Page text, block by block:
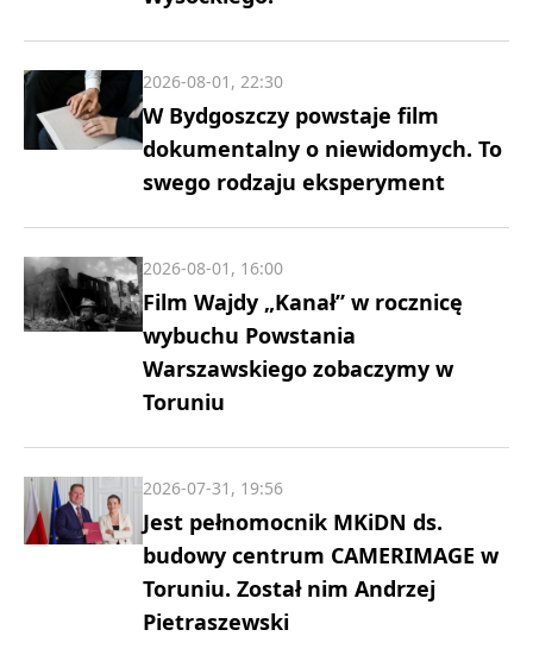
W Bydgoszczy powstaje film
dokumentalny o niewidomych. To
swego rodzaju eksperyment
2026-08-01, 22:30
Film Wajdy „Kanał” w rocznicę
wybuchu Powstania
Warszawskiego zobaczymy w
Toruniu
2026-08-01, 16:00
Jest pełnomocnik MKiDN ds.
budowy centrum CAMERIMAGE w
Toruniu. Został nim Andrzej
Pietraszewski
2026-07-31, 19:56